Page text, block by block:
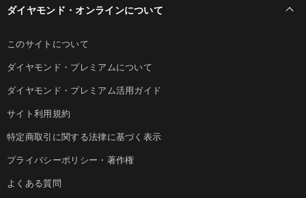
ダイヤモンド・オンラインについて
このサイトについて
ダイヤモンド・プレミアムについて
ダイヤモンド・プレミアム活用ガイド
サイト利用規約
特定商取引に関する法律に基づく表示
プライバシーポリシー・著作権
よくある質問